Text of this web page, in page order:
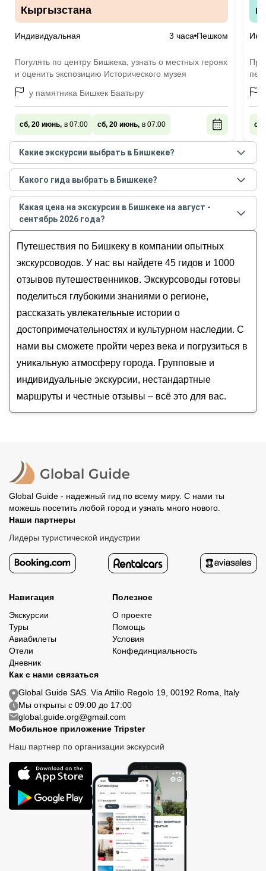
Кыргызстана
Индивидуальная 3 часа Пешком
Погулять по центру Бишкека, узнать о местных героях
и оценить экспозицию Исторического музея
у памятника Бишкек Баатыру
сб, 20 июнь, в 07:00 сб, 20 июнь, в 07:00 сб,
Какие экскурсии выбрать в Бишкеке?
Самые популярные экскурсиив Бишкекев августе
- сентябре 2026года:
Культура, традиции и великие люди
Кыргызстана
Из Бишкека — на природу! Прогулка
по национальному парку Ала-Арча
и «парящему» мосту
башня и озеро Иссык-Куль
Бишкек: неочевидный и невероятный
Какого гида выбрать в Бишкеке?
Лучшие гидыв Бишкекепо рейтингу и отзывам в
августе 2026 года:
Юрий
Дмитрий
Анна
Станислав
Какая цена на экскурсии в Бишкеке на август -
сентябрь 2026 года?
сентябрь 2026года от 12 до 670 EUR
Путешествия по Бишкеку в компании опытных
экскурсоводов. У нас вы найдете 45 гидов и 1000
отзывов путешественников. Экскурсоводы готовы
поделиться глубокими знаниями о регионе,
рассказать увлекательные истории о
достопримечательностях и культурном наследии. С
нами вы сможете пройти через века и погрузиться в
уникальную атмосферу города. Групповые и
индивидуальные экскурсии, нестандартные
маршруты и честные отзывы – всё это для вас.
Global Guide - надежный гид по всему миру. С нами ты
можешь посетить любой город и узнать много нового.
Наши партнеры
Лидеры туристической индустрии
Навигация
Экскурсии
Туры
Авиабилеты
Отели
Дневник
Полезное
О проекте
Помощь
Условия
Конфединциальность
Как с нами связаться
Global Guide SAS. Via Attilio Regolo 19, 00192 Roma, Italy
Мы открыты с 09:00 до 17:00
global.guide.org@gmail.com
Мобильное приложение Tripster
Наш партнер по организации экскурсий